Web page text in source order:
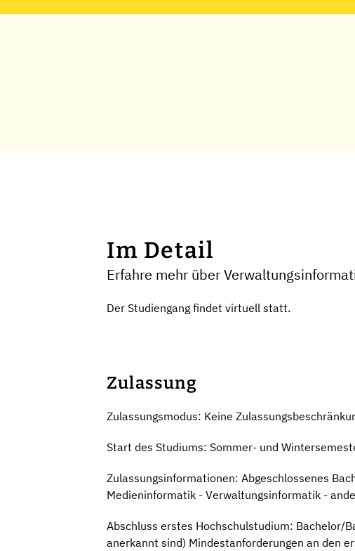
Im Detail
Erfahre mehr über
Der Studiengang findet virtuell statt.
Zulassung
Zulassungsmodus: Keine
Start des Studiums: Sommer- und
Zulassungsinformationen: Abgeschlossenes
Medieninformatik - Verwaltungsinformatik -
Abschluss erstes Hochschulstudium: Bachelor/
anerkannt sind) Mindestanforderungen an den